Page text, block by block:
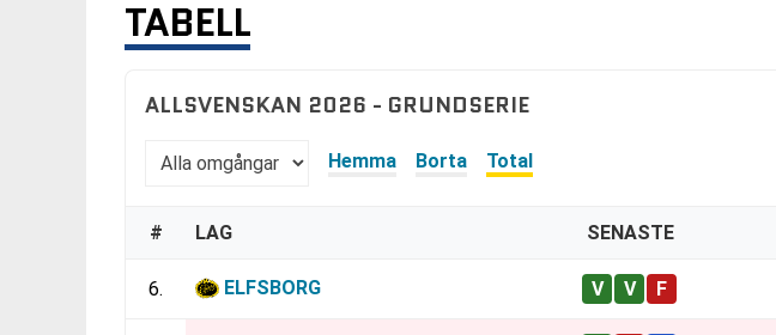
TABELL
ALLSVENSKAN 2026 - GRUNDSERIE
Hemma Borta Total
# LAG SENASTE
6. ELFSBORG